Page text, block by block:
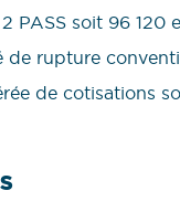
PASS soit 96 120
de rupture
de cotisations